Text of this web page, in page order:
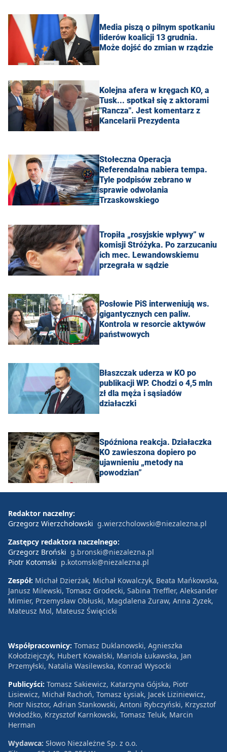
Media piszą o pilnym spotkaniu
liderów koalicji 13 grudnia.
Może dojść do zmian w rządzie
Kolejna afera w kręgach KO, a
Tusk... spotkał się z aktorami
"Rancza". Jest komentarz z
Kancelarii Prezydenta
Stołeczna Operacja
Referendalna nabiera tempa.
Tyle podpisów zebrano w
sprawie odwołania
Trzaskowskiego
Tropiła „rosyjskie wpływy” w
komisji Stróżyka. Po zarzucaniu
ich mec. Lewandowskiemu
przegrała w sądzie
Posłowie PiS interweniują ws.
gigantycznych cen paliw.
Kontrola w resorcie aktywów
państwowych
Błaszczak uderza w KO po
publikacji WP. Chodzi o 4,5 mln
zł dla męża i sąsiadów
działaczki
Spóźniona reakcja. Działaczka
KO zawieszona dopiero po
ujawnieniu „metody na
powodzian”
Redaktor naczelny:
Grzegorz Wierzchołowski g.wierzcholowski@niezalezna.pl
Zastępcy redaktora naczelnego:
Grzegorz Broński g.bronski@niezalezna.pl
Piotr Kotomski p.kotomski@niezalezna.pl
Zespół: Michał Dzierżak, Michał Kowalczyk, Beata Mańkowska,
Janusz Milewski, Tomasz Grodecki, Sabina Treffler, Aleksander
Mimier, Przemysław Obłuski, Magdalena Żuraw, Anna Zyzek,
Mateusz Mol, Mateusz Święcicki
Współpracownicy: Tomasz Duklanowski, Agnieszka
Kołodziejczyk, Hubert Kowalski, Mariola Łukawska, Jan
Przemyłski, Natalia Wasilewska, Konrad Wysocki
Publicyści: Tomasz Sakiewicz, Katarzyna Gójska, Piotr
Lisiewicz, Michał Rachoń, Tomasz Łysiak, Jacek Liziniewicz,
Piotr Nisztor, Adrian Stankowski, Antoni Rybczyński, Krzysztof
Wołodźko, Krzysztof Karnkowski, Tomasz Teluk, Marcin
Herman
Wydawca: Słowo Niezależne Sp. z o.o.